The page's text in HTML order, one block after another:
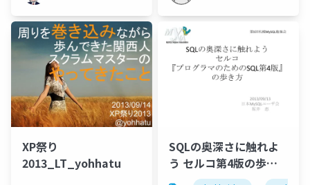
XP祭り
2013_LT_yohhatu
SQLの奥深さに触れよ
う セルコ第4版の歩き
方～第5回札幌MySQL